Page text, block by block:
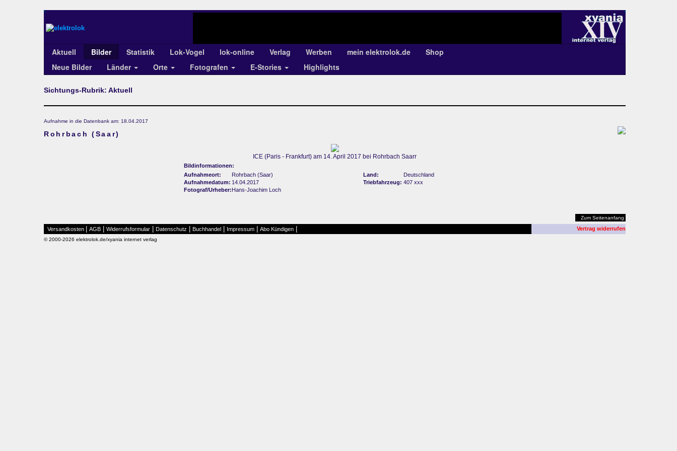
Aktuell Bilder Statistik Lok-Vogel lok-online Verlag Werben mein elektrolok.de
Shop
Neue Bilder
Länder Orte Fotografen E-Stories Highlights
Sichtungs-Rubrik: Aktuell
Aufnahme in die Datenbank am: 18.04.2017
Rohrbach (Saar)
ICE (Paris - Frankfurt) am 14. April 2017 bei Rohrbach Saarr
Bildinformationen:
Aufnahmeort:
Rohrbach (Saar) Land:
Deutschland
Aufnahmedatum: 14.04.2017 Triebfahrzeug: 407 xxx
Fotograf/Urheber:Hans-Joachim Loch
Zum Seitenanfang
Versandkosten AGB Widerrufsformular Datenschutz Buchhandel Impressum Abo Kündigen Vertrag widerrufen
© 2000-2026 elektrolok.de/xyania internet verlag